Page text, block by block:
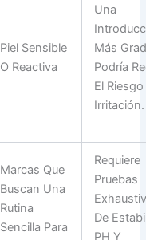
Piel Sensible
O Reactiva
Una
Más
Podría
El
Irritación.
Marcas Que
Buscan Una
Rutina
Sencilla Para
Requiere
Pruebas
De
PH Y